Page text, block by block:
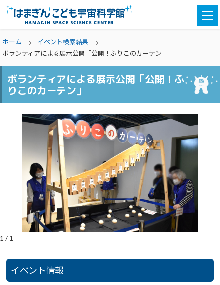
ホーム
イベント検索結果
ボランティアによる展示公開「公開！ふりこのカーテン」
ボランティアによる展示公開「公開！ふ
りこのカーテン」
1 /1
イベント情報